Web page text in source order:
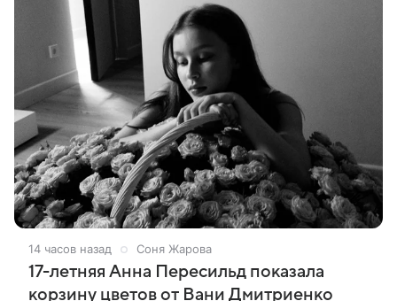
14 часов назад Соня Жарова
17-летняя Анна Пересильд показала
корзину цветов от Вани Дмитриенко